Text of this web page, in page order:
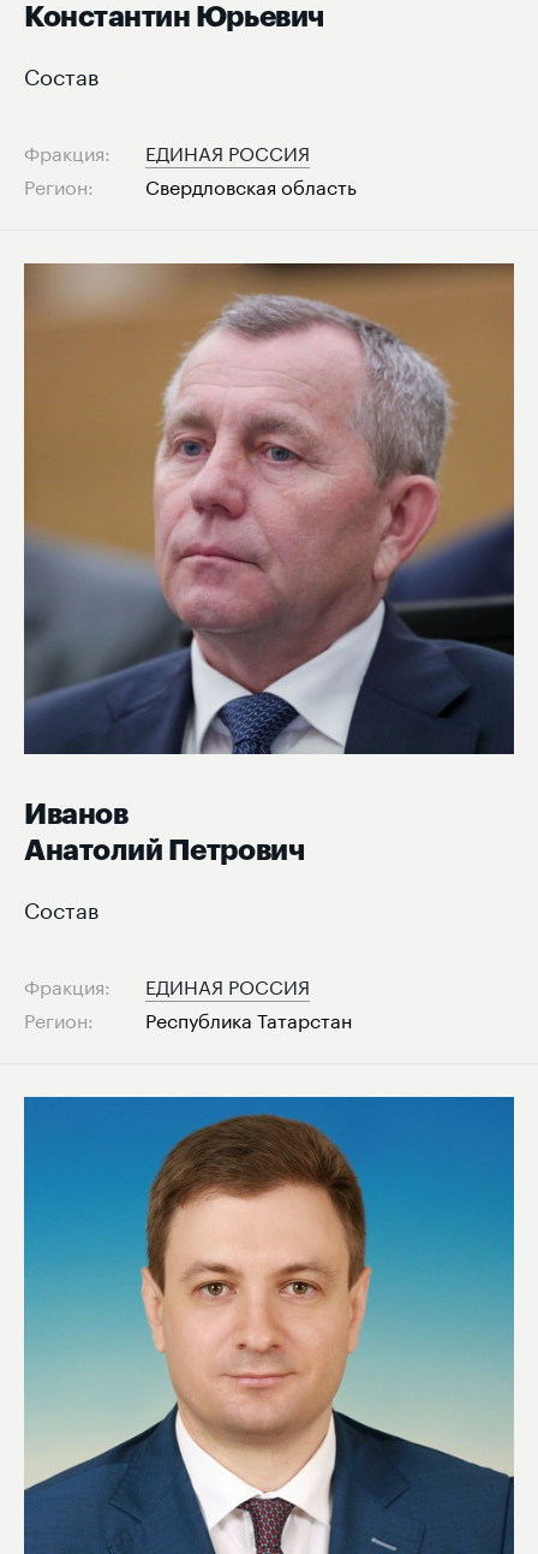
Константин Юрьевич
Состав
Фракция:
ЕДИНАЯ РОССИЯ
Регион:
Свердловская область
Иванов
Анатолий Петрович
Состав
Фракция:
ЕДИНАЯ РОССИЯ
Регион:
Республика Татарстан